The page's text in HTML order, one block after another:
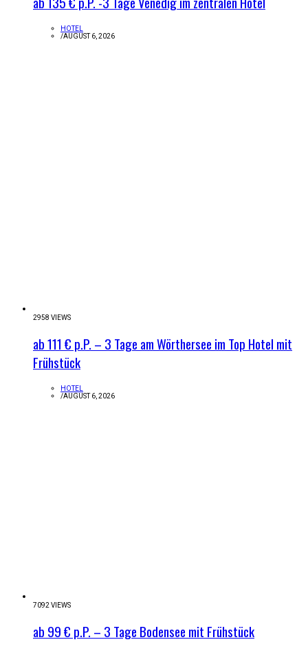
HOTEL
/AUGUST 6, 2026
2958 VIEWS
ab 111 € p.P. – 3 Tage am Wörthersee im Top Hotel mit
Frühstück
HOTEL
/AUGUST 6, 2026
7092 VIEWS
ab 99 € p.P. – 3 Tage Bodensee mit Frühstück